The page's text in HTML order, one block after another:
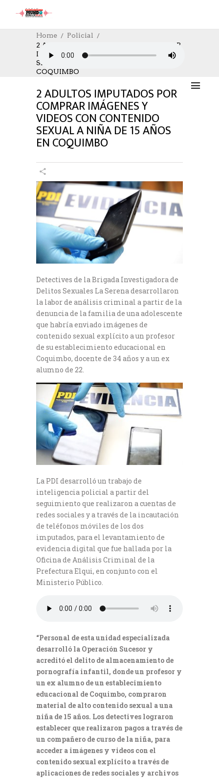
Home
Policial
2 ADULTOS IMPUTADOS POR COMPRAR
IMÁGENES Y VIDEOS CON CONTENIDO
SEXUAL A NIÑA DE 15 AÑOS EN
COQUIMBO
POLICIAL,SOCIAL
10/08/2023
AUTHOR: HECTOR
0 COMMENTS
2 ADULTOS IMPUTADOS POR
COMPRAR IMÁGENES Y
VIDEOS CON CONTENIDO
SEXUAL A NIÑA DE 15 AÑOS
EN COQUIMBO
Detectives de la Brigada Investigadora de
Delitos Sexuales La Serena desarrollaron
la labor de análisis criminal a partir de la
denuncia de la familia de una adolescente
que habría enviado imágenes de
contenido sexual explícito a un profesor
de su establecimiento educacional en
Coquimbo, docente de 34 años y a un ex
alumno de 22.
La PDI desarrolló un trabajo de
inteligencia policial a partir del
seguimiento que realizaron a cuentas de
redes sociales y a través de la incautación
de teléfonos móviles de los dos
imputados, para el levantamiento de
evidencia digital que fue hallada por la
Oficina de Análisis Criminal de la
Prefectura Elqui, en conjunto con el
Ministerio Público.
“Personal de esta unidad especializada
desarrolló la Operación Sucesor y
acreditó el delito de almacenamiento de
pornografía infantil, donde un profesor y
un ex alumno de un establecimiento
educacional de Coquimbo, compraron
material de alto contenido sexual a una
niña de 15 años. Los detectives lograron
establecer que realizaron pagos a través de
un compañero de curso de la niña, para
acceder a imágenes y videos con el
contenido sexual explícito a través de
aplicaciones de redes sociales y archivos